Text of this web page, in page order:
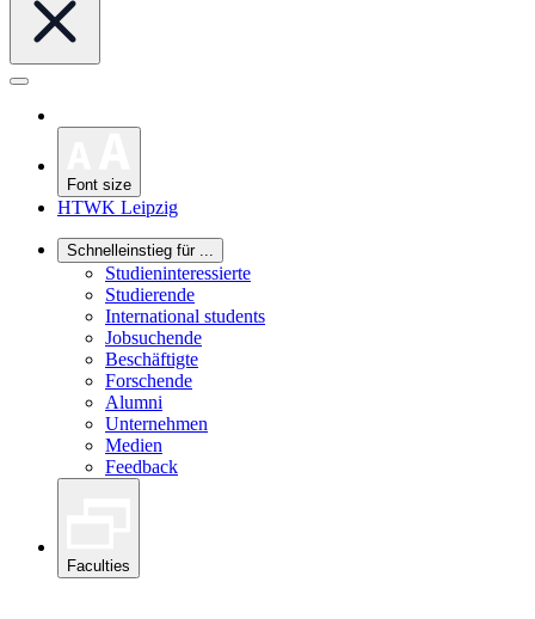
Font size
HTWK Leipzig
Schnelleinstieg für ...
Studieninteressierte
Studierende
International students
Jobsuchende
Beschäftigte
Forschende
Alumni
Unternehmen
Medien
Feedback
Faculties